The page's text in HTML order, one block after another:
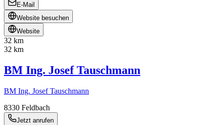
E-Mail
Website besuchen
Website
32 km
32 km
BM Ing. Josef Tauschmann
BM Ing. Josef Tauschmann
8330 Feldbach
Jetzt anrufen